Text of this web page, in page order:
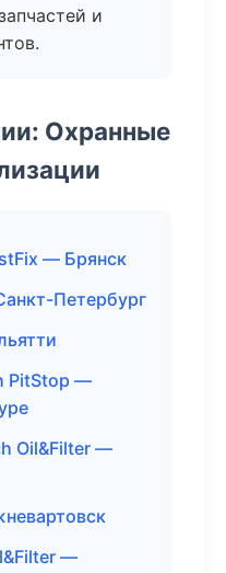
и
Охранные
— Брянск
Петербург
PitStop —
Oil&Filter —
—